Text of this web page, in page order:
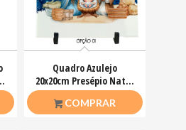
Quadro Azulejo
20x20cm Presépio Natal
que o amor de Jesus
COMPRAR